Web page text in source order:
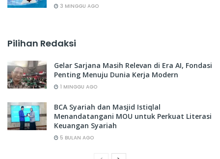
3 MINGGU AGO
Pilihan Redaksi
Gelar Sarjana Masih Relevan di Era AI, Fondasi
Penting Menuju Dunia Kerja Modern
1 MINGGU AGO
BCA Syariah dan Masjid Istiqlal
Menandatangani MOU untuk Perkuat Literasi
Keuangan Syariah
5 BULAN AGO